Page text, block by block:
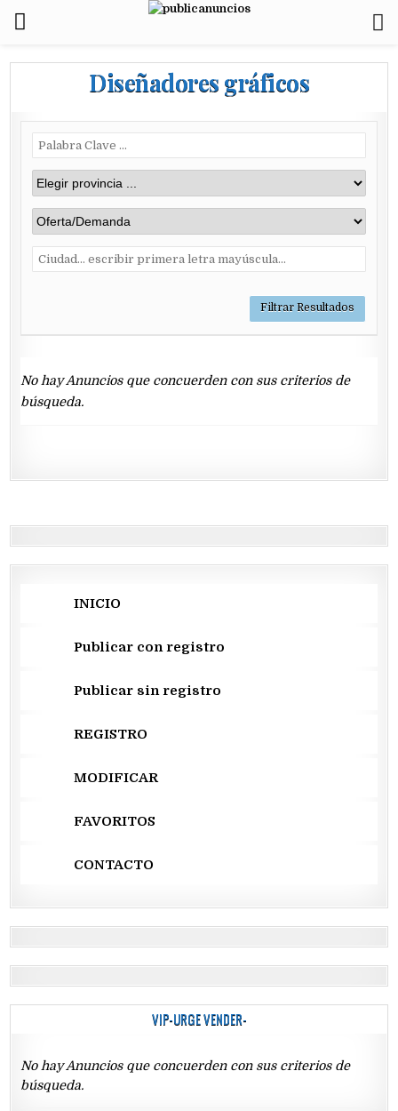
Diseñadores gráficos
No hay Anuncios que concuerden con sus criterios de
búsqueda.
INICIO
Publicar con registro
Publicar sin registro
REGISTRO
MODIFICAR
FAVORITOS
CONTACTO
VIP-URGE VENDER-
No hay Anuncios que concuerden con sus criterios de
búsqueda.